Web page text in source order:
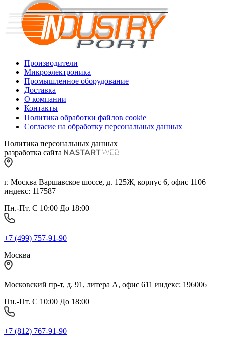
Производители
Микроэлектроника
Промышленное оборудование
Доставка
О компании
Контакты
Политика обработки файлов cookie
Согласие на обработку персональных данных
Политика персональных данных
разработка сайта
г. Москва Варшавское шоссе, д. 125Ж, корпус 6, офис 1106
индекс: 117587
Пн.-Пт. С 10:00 До 18:00
+7 (499) 757-91-90
Москва
Московский пр-т, д. 91, литера А, офис 611 индекс: 196006
Пн.-Пт. С 10:00 До 18:00
+7 (812) 767-91-90